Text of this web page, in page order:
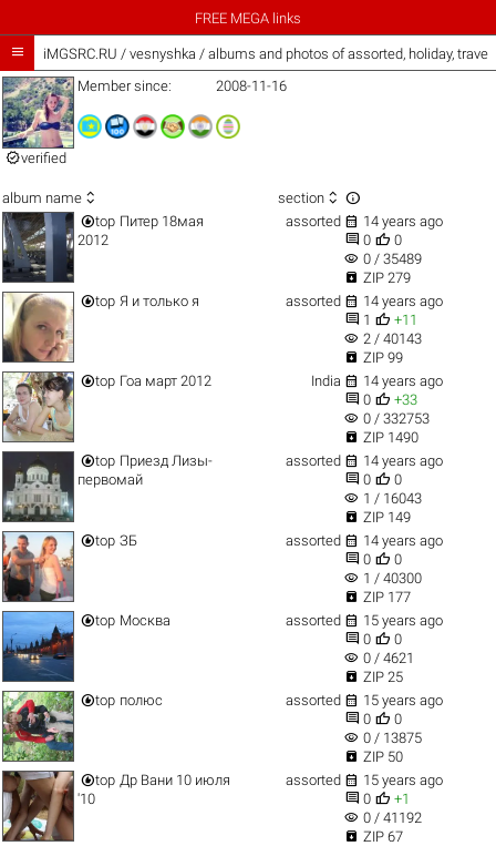
FREE MEGA links
 iMGSRC.RU / vesnyshka / albums and photos of assorted, holiday, travel
verified
Member since: 2008-11-16
album name  section  
top Питер 18мая
2012
assorted  14 years ago
 0  0
visibility 0 / 35489
 ZIP 279
top Я и только я assorted  14 years ago
 1  +11
visibility 2 / 40143
 ZIP 99
top Гоа март 2012 India  14 years ago
 0  +33
visibility 0 / 332753
 ZIP 1490
top Приезд Лизы-
первомай
assorted  14 years ago
 0  0
visibility 1 / 16043
 ZIP 149
top ЗБ assorted  14 years ago
 0  0
visibility 1 / 40300
 ZIP 177
top Москва assorted  15 years ago
 0  0
visibility 0 / 4621
 ZIP 25
top полюс assorted  15 years ago
 0  0
visibility 0 / 13875
 ZIP 50
top Др Вани 10 июля
'10
assorted  15 years ago
 0  +1
visibility 0 / 41192
 ZIP 67